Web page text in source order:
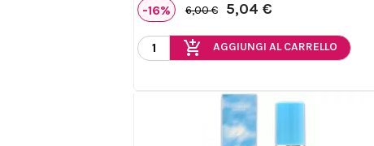
-16% 6,00 € 5,04 €
add_shopping_cart AGGIUNGI AL CARRELLO